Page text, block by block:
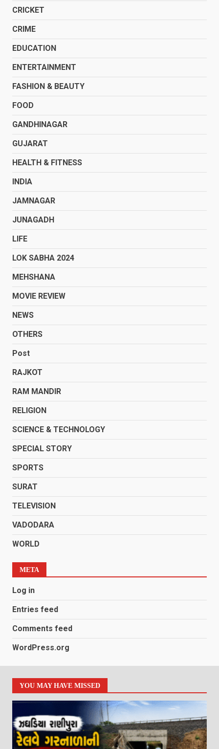
CRICKET
CRIME
EDUCATION
ENTERTAINMENT
FASHION & BEAUTY
FOOD
GANDHINAGAR
GUJARAT
HEALTH & FITNESS
INDIA
JAMNAGAR
JUNAGADH
LIFE
LOK SABHA 2024
MEHSHANA
MOVIE REVIEW
NEWS
OTHERS
Post
RAJKOT
RAM MANDIR
RELIGION
SCIENCE & TECHNOLOGY
SPECIAL STORY
SPORTS
SURAT
TELEVISION
VADODARA
WORLD
META
Log in
Entries feed
Comments feed
WordPress.org
YOU MAY HAVE MISSED